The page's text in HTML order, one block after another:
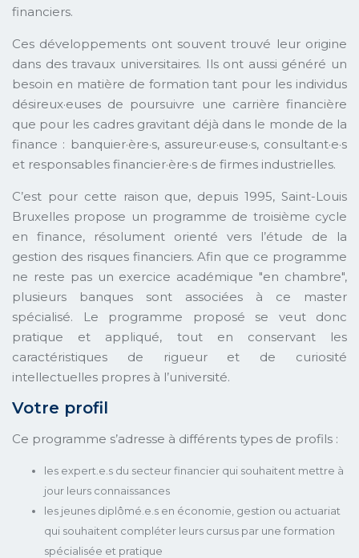
financiers.
Ces développements ont souvent trouvé leur origine
dans des travaux universitaires. Ils ont aussi généré un
besoin en matière de formation tant pour les individus
désireux·euses de poursuivre une carrière financière
que pour les cadres gravitant déjà dans le monde de la
finance : banquier·ère·s, assureur·euse·s, consultant·e·s
et responsables financier·ère·s de firmes industrielles.
C’est pour cette raison que, depuis 1995, Saint-Louis
Bruxelles propose un programme de troisième cycle
en finance, résolument orienté vers l’étude de la
gestion des risques financiers. Afin que ce programme
ne reste pas un exercice académique "en chambre",
plusieurs banques sont associées à ce master
spécialisé. Le programme proposé se veut donc
pratique et appliqué, tout en conservant les
caractéristiques de rigueur et de curiosité
intellectuelles propres à l’université.
Votre profil
Ce programme s’adresse à différents types de profils :
les expert.e.s du secteur financier qui souhaitent mettre à
jour leurs connaissances
les jeunes diplômé.e.s en économie, gestion ou actuariat
qui souhaitent compléter leurs cursus par une formation
spécialisée et pratique